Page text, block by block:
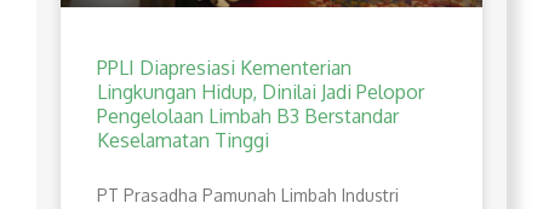
PPLI Diapresiasi Kementerian
Lingkungan Hidup, Dinilai Jadi Pelopor
Pengelolaan Limbah B3 Berstandar
Keselamatan Tinggi
PT Prasadha Pamunah Limbah Industri